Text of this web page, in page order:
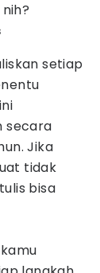
setiap
secara
Jika
tidak
bisa